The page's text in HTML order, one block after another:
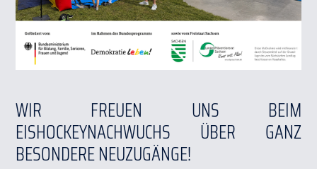
WIR FREUEN UNS BEIM
EISHOCKEYNACHWUCHS ÜBER GANZ
BESONDERE NEUZUGÄNGE!